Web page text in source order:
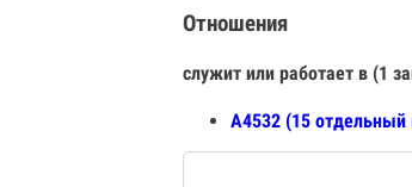
Отношения
служит или работает в (1
А4532 (15